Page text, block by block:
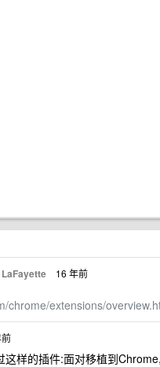
16 年前
chrome/extensions/
样的插件:面对移植到